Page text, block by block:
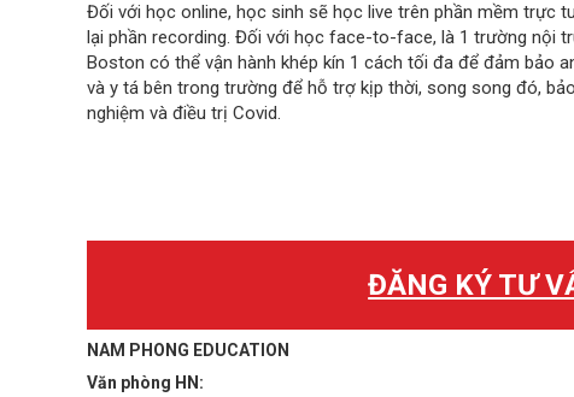
Đối với học online, học sinh sẽ học live trên phần mềm trực
lại phần recording. Đối với học face-to-face, là 1 trường nội
Boston có thể vận hành khép kín 1 cách tối đa để đảm bảo
và y tá bên trong trường để hỗ trợ kịp thời, song song đó,
nghiệm và điều trị Covid.
ĐĂNG KÝ TƯ
NAM PHONG EDUCATION
Văn phòng HN: